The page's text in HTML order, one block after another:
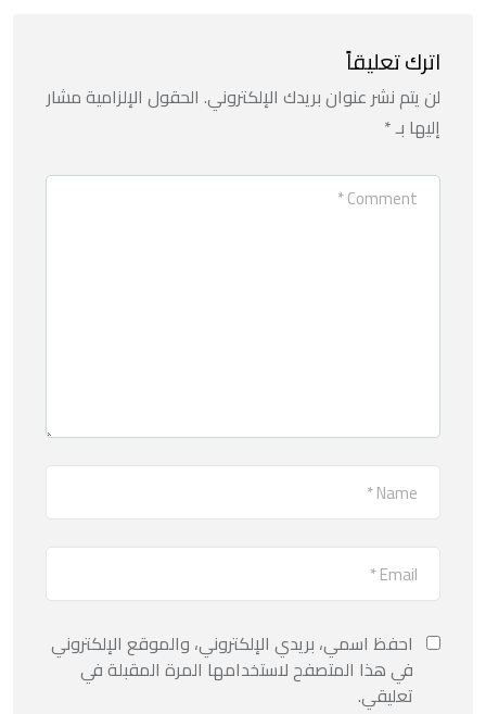
اترك تعليقاً
لن يتم نشر عنوان بريدك الإلكتروني. الحقول الإلزامية مشار
إليها بـ*
احفظ اسمي، بريدي الإلكتروني، والموقع الإلكتروني
في هذا المتصفح لاستخدامها المرة المقبلة في
تعليقي.